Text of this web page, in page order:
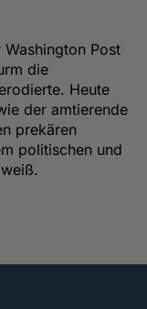
Post
die
Heute
der amtierende
prekären
politischen und